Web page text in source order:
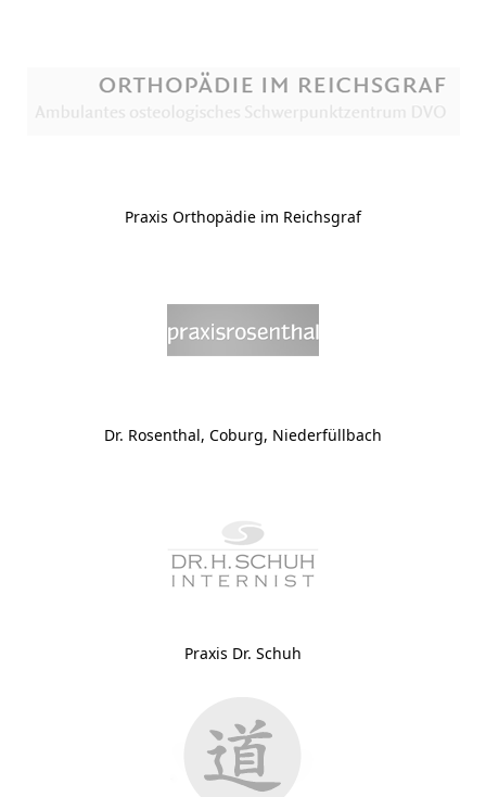
Praxis Orthopädie im Reichsgraf
Dr. Rosenthal, Coburg, Niederfüllbach
Praxis Dr. Schuh